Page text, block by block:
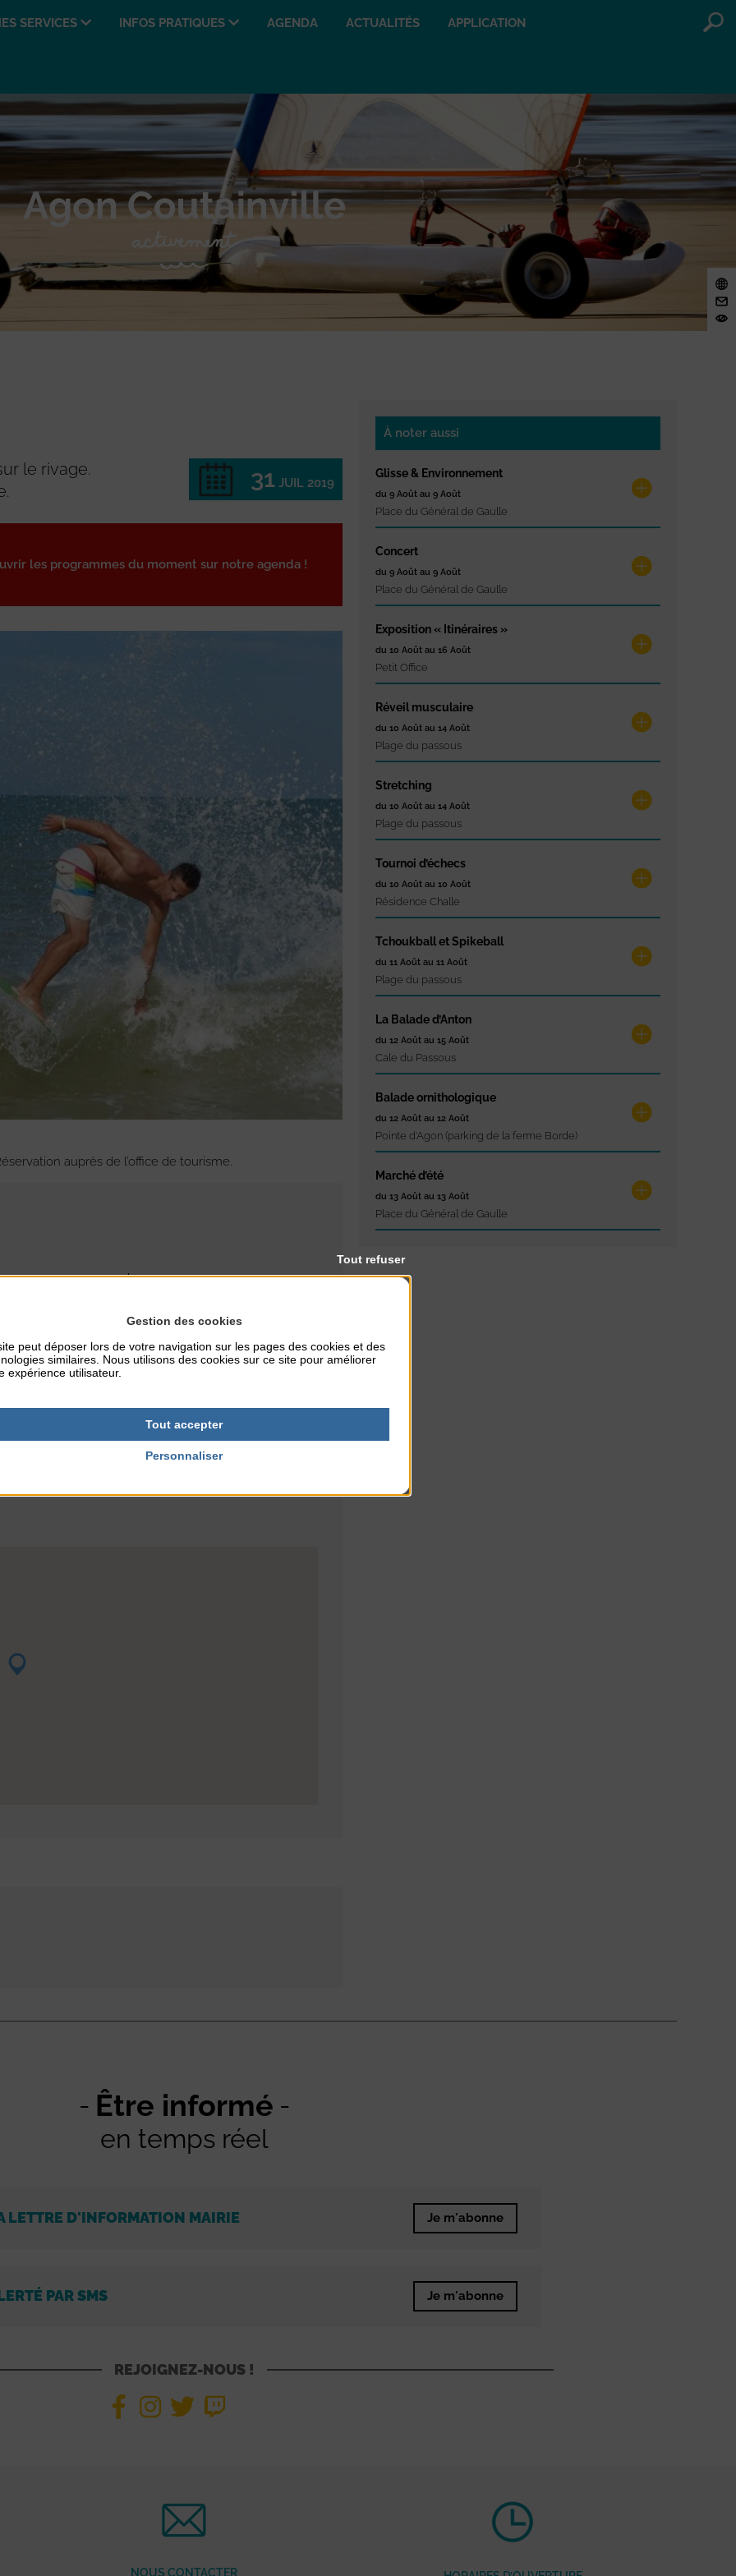
SERVICES INFOS PRATIQUES AGENDA ACTUALITÉS APPLICATION
le rivage.
31 JUIL 2019
les programmes du moment sur notre agenda !
auprès de l’office de tourisme.
15€
À noter aussi
Glisse & Environnement
du 9 Août au 9 Août
Place du Général de Gaulle
Concert
du 9 Août au 9 Août
Place du Général de Gaulle
Exposition « Itinéraires »
du 10 Août au 16 Août
Petit Office
Réveil musculaire
du 10 Août au 14 Août
Plage du passous
Stretching
du 10 Août au 14 Août
Plage du passous
Tournoi d’échecs
du 10 Août au 10 Août
Résidence Challe
Tchoukball et Spikeball
du 11 Août au 11 Août
Plage du passous
La Balade d’Anton
du 12 Août au 15 Août
Cale du Passous
Balade ornithologique
du 12 Août au 12 Août
Pointe d'Agon (parking de la ferme Borde)
Marché d’été
du 13 Août au 13 Août
Place du Général de Gaulle
Être informé
en temps réel
LETTRE D'INFORMATION MAIRIE Je m'abonne
PAR SMS Je m'abonne
REJOIGNEZ-NOUS !
NOUS CONTACTER
Gestion des cookies
peut déposer lors de votre navigation sur les pages des cookies et des
similaires. Nous utilisons des cookies sur ce site pour améliorer
expérience utilisateur.
Tout accepter
Tout refuser
Personnaliser